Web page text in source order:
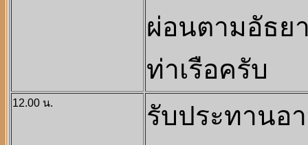
ผ่อนตามอัธย
ท่าเรือครับ
12.00 น.
รับประทานอ